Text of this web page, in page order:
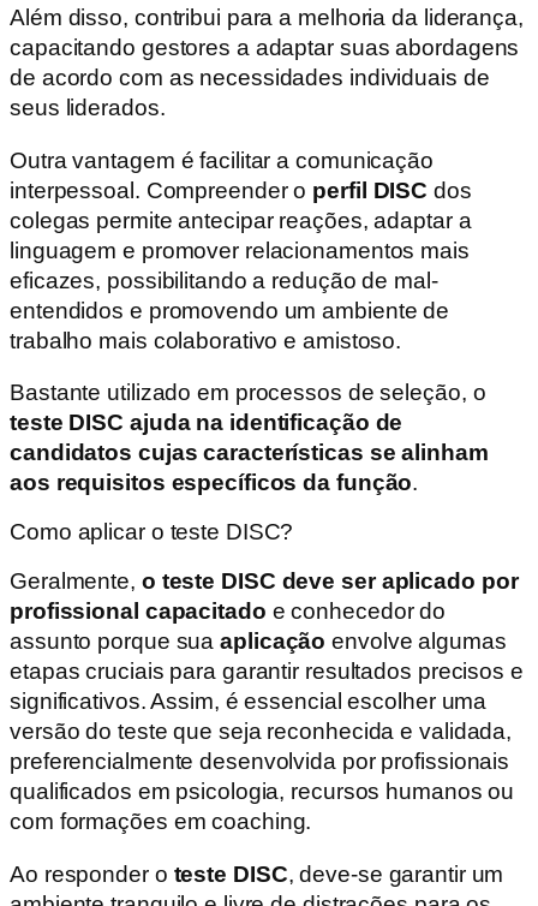
Além disso, contribui para a melhoria da liderança,
capacitando gestores a adaptar suas abordagens
de acordo com as necessidades individuais de
seus liderados.
Outra vantagem é facilitar a comunicação
interpessoal. Compreender o perfil DISC dos
colegas permite antecipar reações, adaptar a
linguagem e promover relacionamentos mais
eficazes, possibilitando a redução de mal-
entendidos e promovendo um ambiente de
trabalho mais colaborativo e amistoso.
Bastante utilizado em processos de seleção, o
teste DISC ajuda na identificação de
candidatos cujas características se alinham
aos requisitos específicos da função.
Como aplicar o teste DISC?
Geralmente, o teste DISC deve ser aplicado por
profissional capacitado e conhecedor do
assunto porque suaaplicaçãoenvolve algumas
etapas cruciais para garantir resultados precisos e
significativos. Assim, é essencial escolher uma
versão do teste que seja reconhecida e validada,
preferencialmente desenvolvida por profissionais
qualificados em psicologia, recursos humanos ou
com formações em coaching.
Ao responder o teste DISC, deve-se garantir um